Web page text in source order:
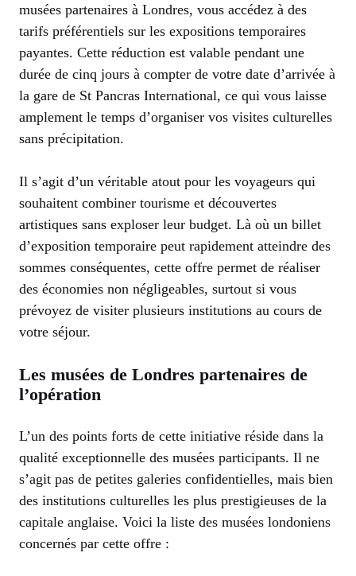
musées partenaires à Londres, vous accédez à des
tarifs préférentiels sur les expositions temporaires
payantes. Cette réduction est valable pendant une
durée de cinq jours à compter de votre date d’arrivée à
la gare de St Pancras International, ce qui vous laisse
amplement le temps d’organiser vos visites culturelles
sans précipitation.
Il s’agit d’un véritable atout pour les voyageurs qui
souhaitent combiner tourisme et découvertes
artistiques sans exploser leur budget. Là où un billet
d’exposition temporaire peut rapidement atteindre des
sommes conséquentes, cette offre permet de réaliser
des économies non négligeables, surtout si vous
prévoyez de visiter plusieurs institutions au cours de
votre séjour.
Les musées de Londres partenaires de
l’opération
L’un des points forts de cette initiative réside dans la
qualité exceptionnelle des musées participants. Il ne
s’agit pas de petites galeries confidentielles, mais bien
des institutions culturelles les plus prestigieuses de la
capitale anglaise. Voici la liste des musées londoniens
concernés par cette offre :